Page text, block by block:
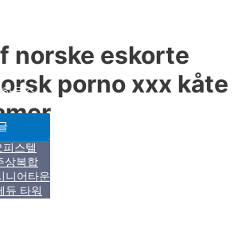
우스
피스텔
상복합
니어타운
듀 타워
norske eskorte
porno xxx kåte